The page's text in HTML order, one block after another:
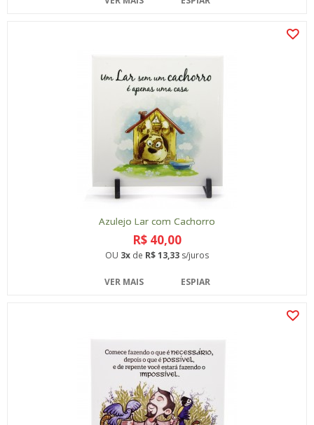
Azulejo Lar com Cachorro
R$ 40,00
OU 3x de R$ 13,33 s/juros
VER MAIS ESPIAR